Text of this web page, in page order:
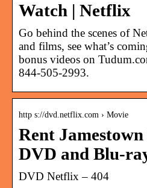
Watch | Netflix
Go behind the scenes of
and films, see what’s
bonus videos on
844-505-2993.
http s://dvd.netflix.com › Movie
Rent
DVD and Blu-
DVD Netflix – 404